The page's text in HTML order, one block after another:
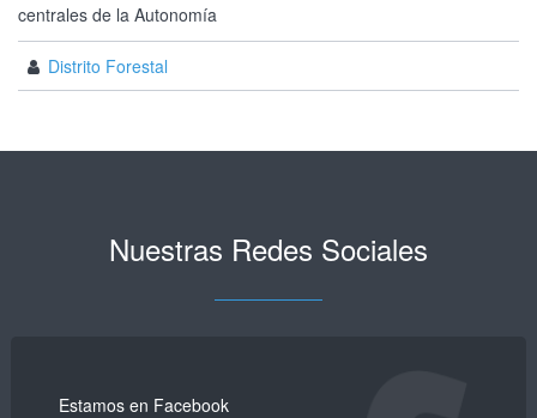
centrales de la Autonomía
Distrito Forestal
Nuestras Redes Sociales
Estamos en Facebook